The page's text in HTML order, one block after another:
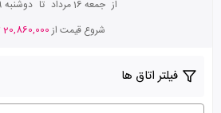
از جمعه 16 مرداد تا دوشنبه 19 مرداد
شروع قیمت از20,860,000 تومان
فیلتر اتاق ها